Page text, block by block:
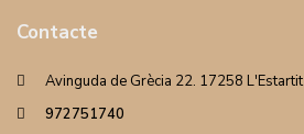
Contacte
Avinguda de Grècia 22. 17258 L'Estartit
972751740